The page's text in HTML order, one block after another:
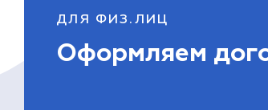
ДЛЯ ФИЗ.ЛИЦ
Оформляем